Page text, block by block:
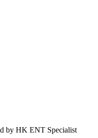
by HK ENT Specialist